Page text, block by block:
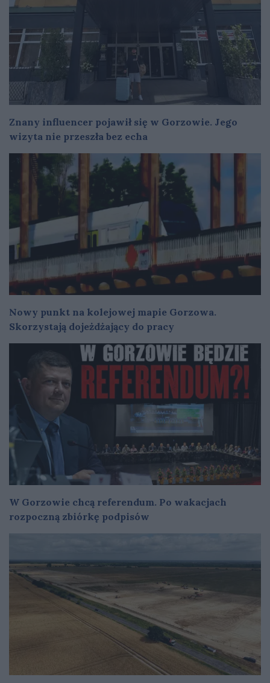
Znany influencer pojawił się w Gorzowie. Jego
wizyta nie przeszła bez echa
Nowy punkt na kolejowej mapie Gorzowa.
Skorzystają dojeżdżający do pracy
W Gorzowie chcą referendum. Po wakacjach
rozpoczną zbiórkę podpisów